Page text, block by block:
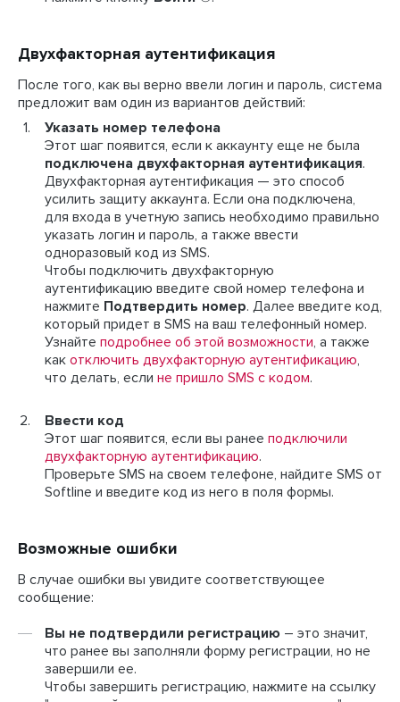
Двухфакторная аутентификация
После того, как вы верно ввели логин и пароль, система
предложит вам один из вариантов действий:
Указать номер телефона
Этот шаг появится, если к аккаунту еще не была
подключена двухфакторная аутентификация.
Двухфакторная аутентификация — это способ
усилить защиту аккаунта. Если она подключена,
для входа в учетную запись необходимо правильно
указать логин и пароль, а также ввести
одноразовый код из SMS.
Чтобы подключить двухфакторную
аутентификацию введите свой номер телефона и
нажмите Подтвердить номер. Далее введите код,
который придет в SMS на ваш телефонный номер.
Узнайте подробнее об этой возможности , а также
как отключить двухфакторную аутентификацию
что делать, если не пришло SMS с кодом.
Ввести код
Этот шаг появится, если вы ранее подключили
двухфакторную аутентификацию.
Проверьте SMS на своем телефоне, найдите SMS от
Softline и введите код из него в поля формы.
Возможные ошибки
В случае ошибки вы увидите соответствующее
сообщение:
Вы не подтвердили регистрацию – это значит,
что ранее вы заполняли форму регистрации, но не
завершили ее.
Чтобы завершить регистрацию, нажмите на ссылку